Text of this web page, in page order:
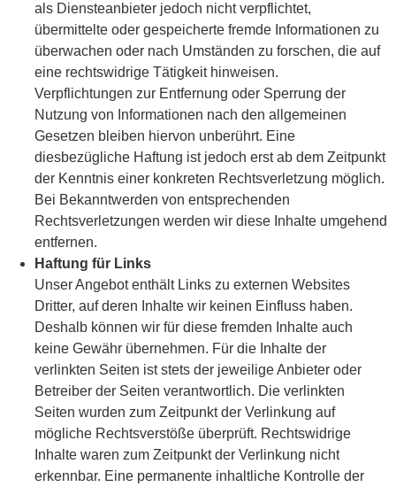
als Diensteanbieter jedoch nicht verpflichtet,
übermittelte oder gespeicherte fremde Informationen zu
überwachen oder nach Umständen zu forschen, die auf
eine rechtswidrige Tätigkeit hinweisen.
Verpflichtungen zur Entfernung oder Sperrung der
Nutzung von Informationen nach den allgemeinen
Gesetzen bleiben hiervon unberührt. Eine
diesbezügliche Haftung ist jedoch erst ab dem Zeitpunkt
der Kenntnis einer konkreten Rechtsverletzung möglich.
Bei Bekanntwerden von entsprechenden
Rechtsverletzungen werden wir diese Inhalte umgehend
entfernen.
Haftung für Links
Unser Angebot enthält Links zu externen Websites
Dritter, auf deren Inhalte wir keinen Einfluss haben.
Deshalb können wir für diese fremden Inhalte auch
keine Gewähr übernehmen. Für die Inhalte der
verlinkten Seiten ist stets der jeweilige Anbieter oder
Betreiber der Seiten verantwortlich. Die verlinkten
Seiten wurden zum Zeitpunkt der Verlinkung auf
mögliche Rechtsverstöße überprüft. Rechtswidrige
Inhalte waren zum Zeitpunkt der Verlinkung nicht
erkennbar. Eine permanente inhaltliche Kontrolle der